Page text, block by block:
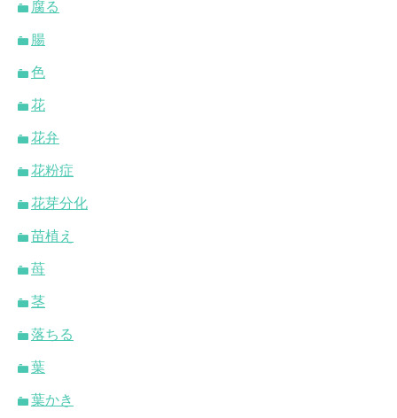
腐る
腸
色
花
花弁
花粉症
花芽分化
苗植え
苺
茎
落ちる
葉
葉かき